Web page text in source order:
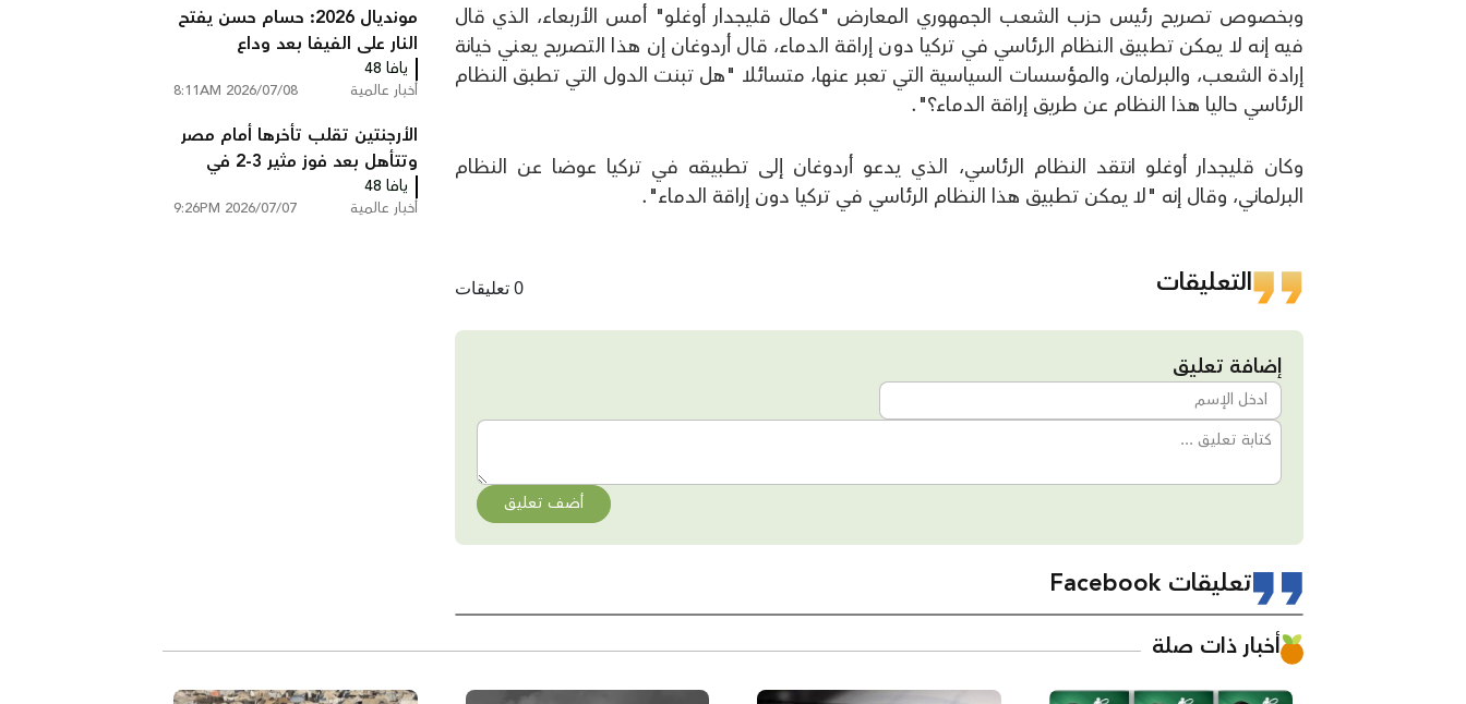
وبخصوص تصريح رئيس حزب الشعب الجمهوري المعارض "كمال قليجدار أوغلو" أمس الأربعاء، الذي قال
فيه إنه لا يمكن تطبيق النظام الرئاسي في تركيا دون إراقة الدماء، قال أردوغان إن هذا التصريح يعني خيانة
إرادة الشعب، والبرلمان، والمؤسسات السياسية التي تعبر عنها، متسائلا "هل تبنت الدول التي تطبق النظام
الرئاسي حاليا هذا النظام عن طريق إراقة الدماء؟".
وكان قليجدار أوغلو انتقد النظام الرئاسي، الذي يدعو أردوغان إلى تطبيقه في تركيا عوضا عن النظام
البرلماني، وقال إنه "لا يمكن تطبيق هذا النظام الرئاسي في تركيا دون إراقة الدماء".
التعليقات 0 تعليقات
إضافة تعليق
أضف تعليق
تعليقات Facebook
مونديال 2026: حسام حسن يفتح
النار على الفيفا بعد وداع
المونديال: تعرضنا للظلم بفعل
فاعل
يافا 48
أخبار عالمية 2026/07/08 8:11AM
الأرجنتين تقلب تأخرها أمام مصر
وتتأهل بعد فوز مثير 3-2 في
مونديال 2026
يافا 48
أخبار عالمية 2026/07/07 9:26PM
أخبار ذات صلة